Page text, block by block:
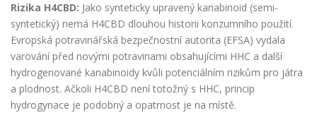
Rizika H4CBD: Jako synteticky upravený kanabinoid (semi-
syntetický) nemá H4CBD dlouhou historii konzumního použití.
Evropská potravinářská bezpečnostní autorita (EFSA) vydala
varování před novými potravinami obsahujícími HHC a další
hydrogenované kanabinoidy kvůli potenciálním rizikům pro játra
a plodnost. Ačkoli H4CBD není totožný s HHC, princip
hydrogynace je podobný a opatrnost je na místě.